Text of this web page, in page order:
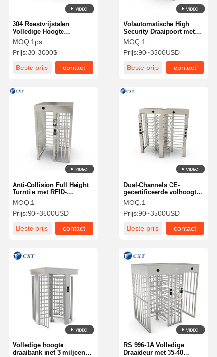
Huis Producten Over Ons Fabriekstocht
Volautomatische High
Security Draaipoort met
120 graden Rotatie
Roestvrijstalen Borstelloze
Motor
MOQ:1
Prijs:90~3500USD
Beste prijs
contact
304 Roestvrijstalen
Volledige Hoogte
Draaikruis met Anti-
Meeloper en Bidirectionele
Doorgang voor Veilige
Toegangscontrole
MOQ:1ps
Prijs:30-3000$
Beste prijs
contact
Dual-Channels CE-
gecertificeerde volhoogte
draaibank met 90 graden
rotatie voor hoge
veiligheid
MOQ:1
Prijs:90~3500USD
Beste prijs
contact
Anti-Collision Full Height
Turntile met RFID-
toegangscontrole 30-40
personen/min Roestvrij
staal 304 Aanpasbare
MOQ:1
Prijs:90~3500USD
Beste prijs
contact
RS 996-1A Volledige
Draaideur met 35-40
Volledige hoogte
draaibank met 3 miljoen